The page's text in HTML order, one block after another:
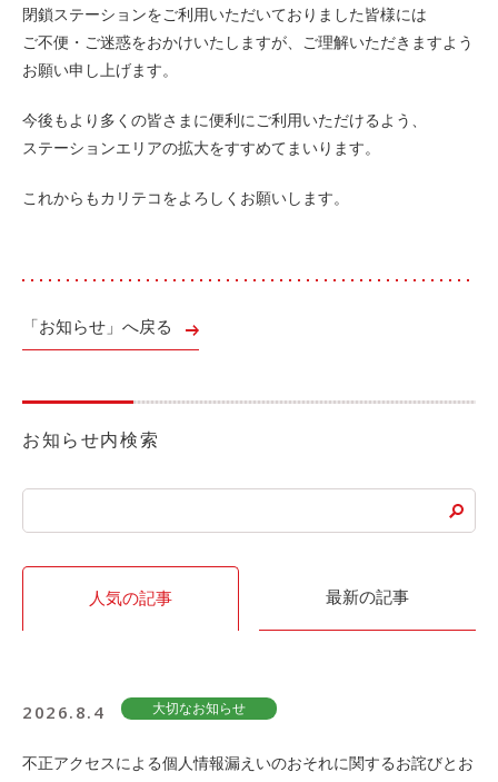
閉鎖ステーションをご利用いただいておりました皆様には
ご不便・ご迷惑をおかけいたしますが、ご理解いただきますよう
お願い申し上げます。
今後もより多くの皆さまに便利にご利用いただけるよう、
ステーションエリアの拡大をすすめてまいります。
これからもカリテコをよろしくお願いします。
「お知らせ」へ戻る
お知らせ内検索
人気の記事 最新の記事
2026.8.4 大切なお知らせ
不正アクセスによる個人情報漏えいのおそれに関するお詫びとお